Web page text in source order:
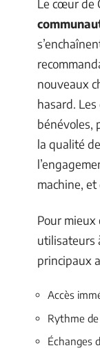
Le cœur de
nouveaux
hasard.
bénévoles,
la qualité
machine,
Pour mieux
utilisateurs
principaux
Accès
Rythme
Échanges